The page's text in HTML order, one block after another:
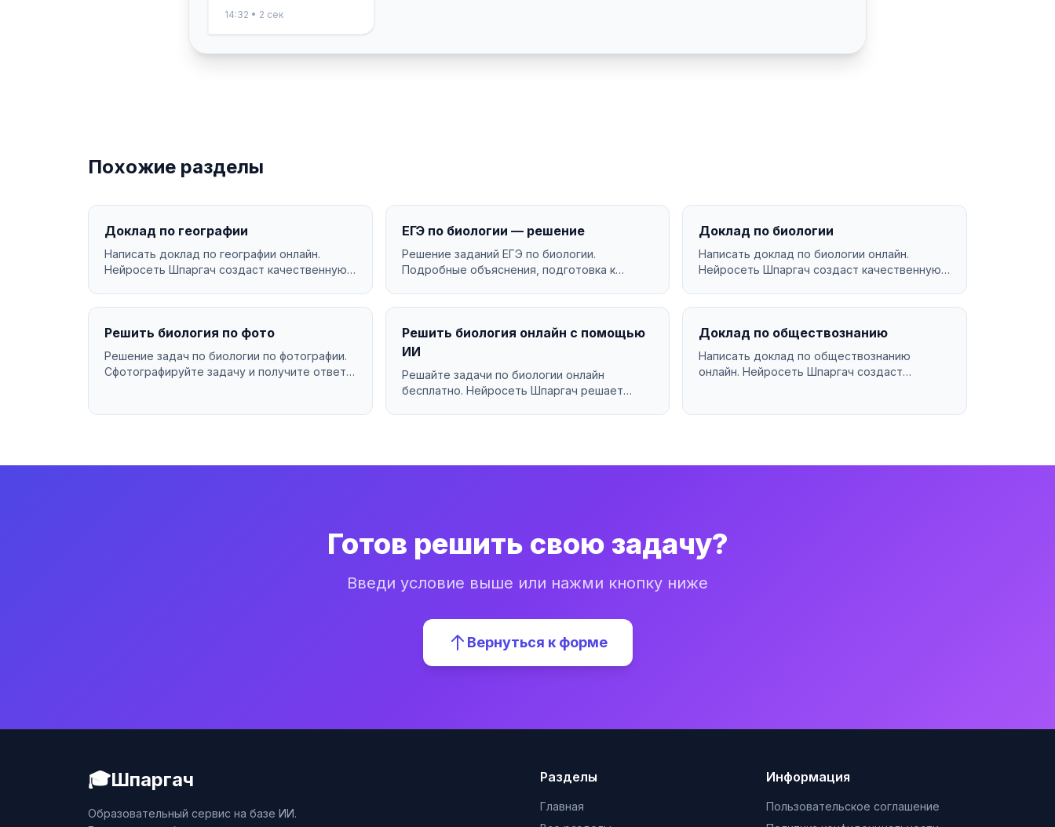
14:32 • 2 сек
Похожие разделы
Доклад по географии
Написать доклад по географии онлайн.
Нейросеть Шпаргач создаст качественную
ЕГЭ по биологии — решение
Решение заданий ЕГЭ по биологии.
Подробные объяснения, подготовка к
Доклад по биологии
Написать доклад по биологии онлайн.
Нейросеть Шпаргач создаст качественную
Решить биология по фото
Решение задач по биологии по фотографии.
Сфотографируйте задачу и получите ответ
Решить биология онлайн с помощью
ИИ
Решайте задачи по биологии онлайн
бесплатно. Нейросеть Шпаргач решает
Доклад по обществознанию
Написать доклад по обществознанию
онлайн. Нейросеть Шпаргач создаст
Готов решить свою задачу?
Введи условие выше или нажми кнопку ниже
Вернуться к форме
🎓Шпаргач
Образовательный сервис на базе ИИ.
Разделы
Главная
Информация
Пользовательское соглашение